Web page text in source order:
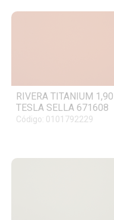
RIVERA TITANIUM 1,90
TESLA SELLA 671608
Código: 0101792229